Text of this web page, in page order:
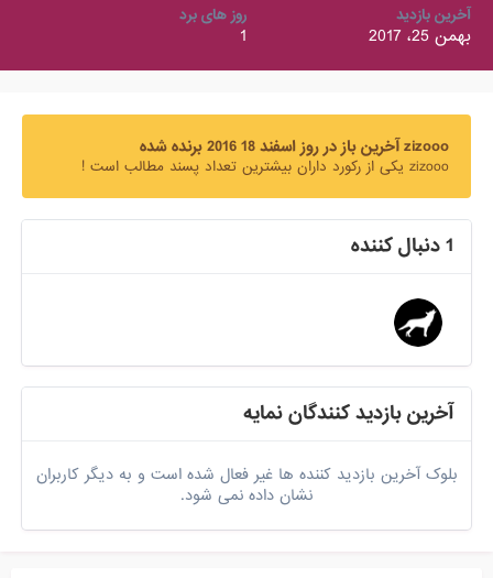
آخرین بازدید
بهمن 25، 2017
روز های برد
1
zizooo آخرین باز در روز اسفند 18 2016 برنده شده
zizooo یکی از رکورد داران بیشترین تعداد پسند مطالب است !
1 دنبال کننده
آخرین بازدید کنندگان نمایه
بلوک آخرین بازدید کننده ها غیر فعال شده است و به دیگر کاربران
نشان داده نمی شود.